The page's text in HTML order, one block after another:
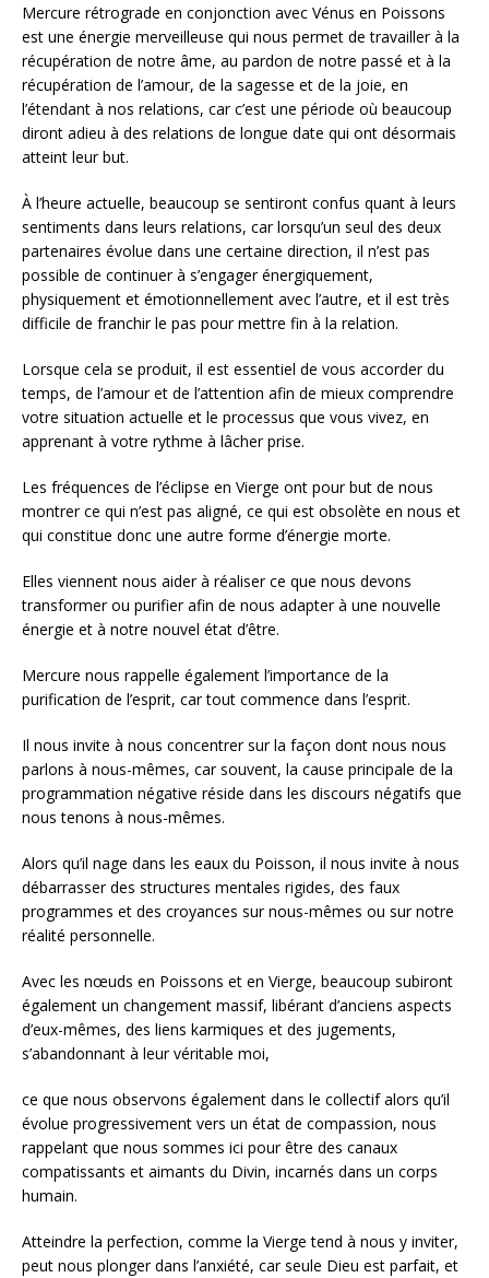
Mercure rétrograde en conjonction avec Vénus en Poissons
est une énergie merveilleuse qui nous permet de travailler à la
récupération de notre âme, au pardon de notre passé et à la
récupération de l’amour, de la sagesse et de la joie, en
l’étendant à nos relations, car c’est une période où beaucoup
diront adieu à des relations de longue date qui ont désormais
atteint leur but.
À l’heure actuelle, beaucoup se sentiront confus quant à leurs
sentiments dans leurs relations, car lorsqu’un seul des deux
partenaires évolue dans une certaine direction, il n’est pas
possible de continuer à s’engager énergiquement,
physiquement et émotionnellement avec l’autre, et il est très
difficile de franchir le pas pour mettre fin à la relation.
Lorsque cela se produit, il est essentiel de vous accorder du
temps, de l’amour et de l’attention afin de mieux comprendre
votre situation actuelle et le processus que vous vivez, en
apprenant à votre rythme à lâcher prise.
Les fréquences de l’éclipse en Vierge ont pour but de nous
montrer ce qui n’est pas aligné, ce qui est obsolète en nous et
qui constitue donc une autre forme d’énergie morte.
Elles viennent nous aider à réaliser ce que nous devons
transformer ou purifier afin de nous adapter à une nouvelle
énergie et à notre nouvel état d’être.
Mercure nous rappelle également l’importance de la
purification de l’esprit, car tout commence dans l’esprit.
Il nous invite à nous concentrer sur la façon dont nous nous
parlons à nous-mêmes, car souvent, la cause principale de la
programmation négative réside dans les discours négatifs que
nous tenons à nous-mêmes.
Alors qu’il nage dans les eaux du Poisson, il nous invite à nous
débarrasser des structures mentales rigides, des faux
programmes et des croyances sur nous-mêmes ou sur notre
réalité personnelle.
Avec les nœuds en Poissons et en Vierge, beaucoup subiront
également un changement massif, libérant d’anciens aspects
d’eux-mêmes, des liens karmiques et des jugements,
s’abandonnant à leur véritable moi,
ce que nous observons également dans le collectif alors qu’il
évolue progressivement vers un état de compassion, nous
rappelant que nous sommes ici pour être des canaux
compatissants et aimants du Divin, incarnés dans un corps
humain.
Atteindre la perfection, comme la Vierge tend à nous y inviter,
peut nous plonger dans l’anxiété, car seule Dieu est parfait, et